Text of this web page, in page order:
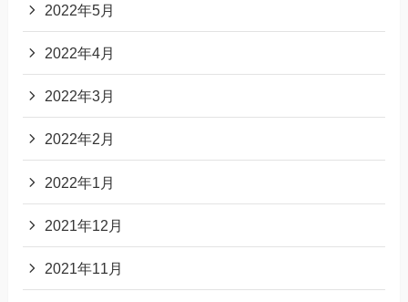
2022年5月
2022年4月
2022年3月
2022年2月
2022年1月
2021年12月
2021年11月